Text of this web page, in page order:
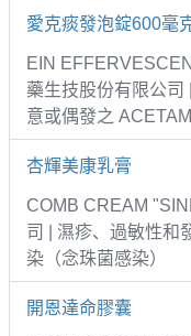
愛克痰發泡錠600毫
EIN
藥生技股份有限公司
意或偶發之
杏輝美康乳膏
COMB CREAM
司 | 濕疹、過敏性和
染（念珠菌感染）
開恩達命膠囊